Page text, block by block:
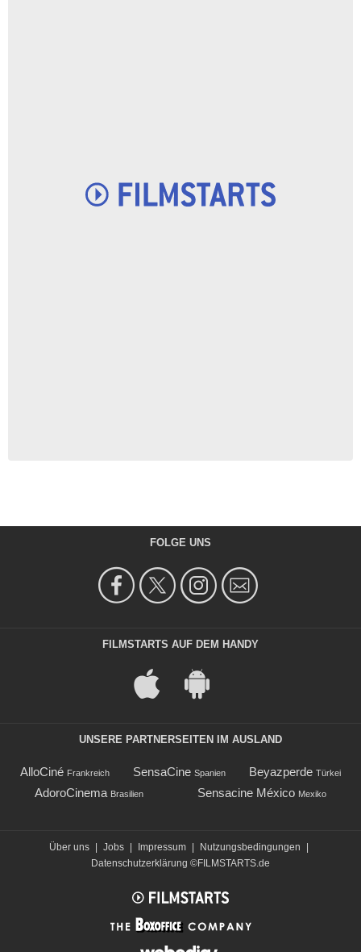
FOLGE UNS
FILMSTARTS AUF DEM HANDY
UNSERE PARTNERSEITEN IM AUSLAND
AlloCiné Frankreich SensaCine Spanien Beyazperde Türkei
AdoroCinema Brasilien Sensacine México Mexiko
Über uns | Jobs | Impressum | Nutzungsbedingungen
|
Datenschutzerklärung ©FILMSTARTS.de